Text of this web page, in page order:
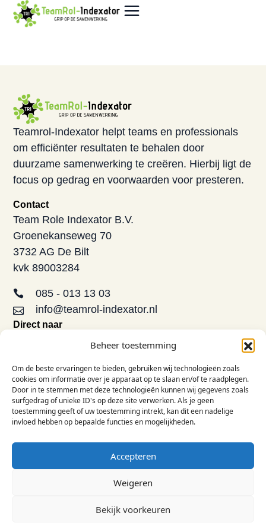
Beheer toestemming
Om de beste ervaringen te bieden, gebruiken wij technologieën zoals
cookies om informatie over je apparaat op te slaan en/of te raadplegen.
Door in te stemmen met deze technologieën kunnen wij gegevens zoals
surfgedrag of unieke ID's op deze site verwerken. Als je geen
toestemming geeft of uw toestemming intrekt, kan dit een nadelige
invloed hebben op bepaalde functies en mogelijkheden.
Accepteren
Weigeren
Bekijk voorkeuren
Teamrol-Indexator helpt teams en professionals
om efficiënter resultaten te behalen door
duurzame samenwerking te creëren. Hierbij ligt de
focus op gedrag en voorwaarden voor presteren.
Contact
Team Role Indexator B.V.
Groenekanseweg 70
3732 AG De Bilt
kvk 89003284
085 - 013 13 03
info@teamrol-indexator.nl
Direct naar
De TRI-methode
FAQ
Contact
Informatie
Privacy & voorwaarden